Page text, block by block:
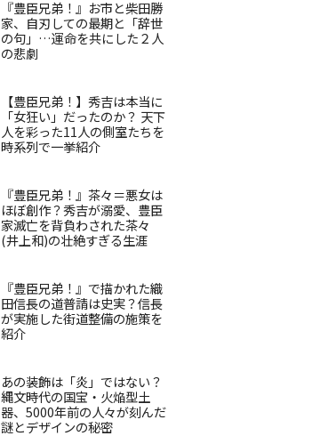
『豊臣兄弟！』お市と柴田勝
家、自刃しての最期と「辞世
の句」…運命を共にした２人
の悲劇
【豊臣兄弟！】秀吉は本当に
「女狂い」だったのか？ 天下
人を彩った11人の側室たちを
時系列で一挙紹介
『豊臣兄弟！』茶々＝悪女は
ほぼ創作？秀吉が溺愛、豊臣
家滅亡を背負わされた茶々
(井上和)の壮絶すぎる生涯
『豊臣兄弟！』で描かれた織
田信長の道普請は史実？信長
が実施した街道整備の施策を
紹介
あの装飾は「炎」ではない？
縄文時代の国宝・火焔型土
器、5000年前の人々が刻んだ
謎とデザインの秘密